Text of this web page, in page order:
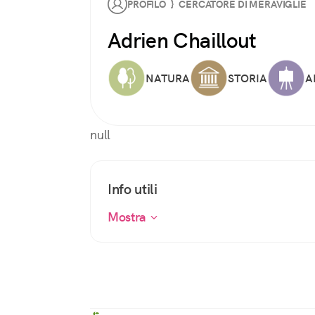
PROFILO } CERCATORE DI MERAVIGLIE
Adrien Chaillout
NATURA STORIA
null
Info utili
Mostra